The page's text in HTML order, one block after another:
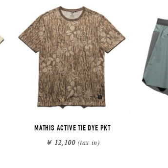
MATHIS ACTIVE TIE DYE PKT
￥ 12,100(tax in)